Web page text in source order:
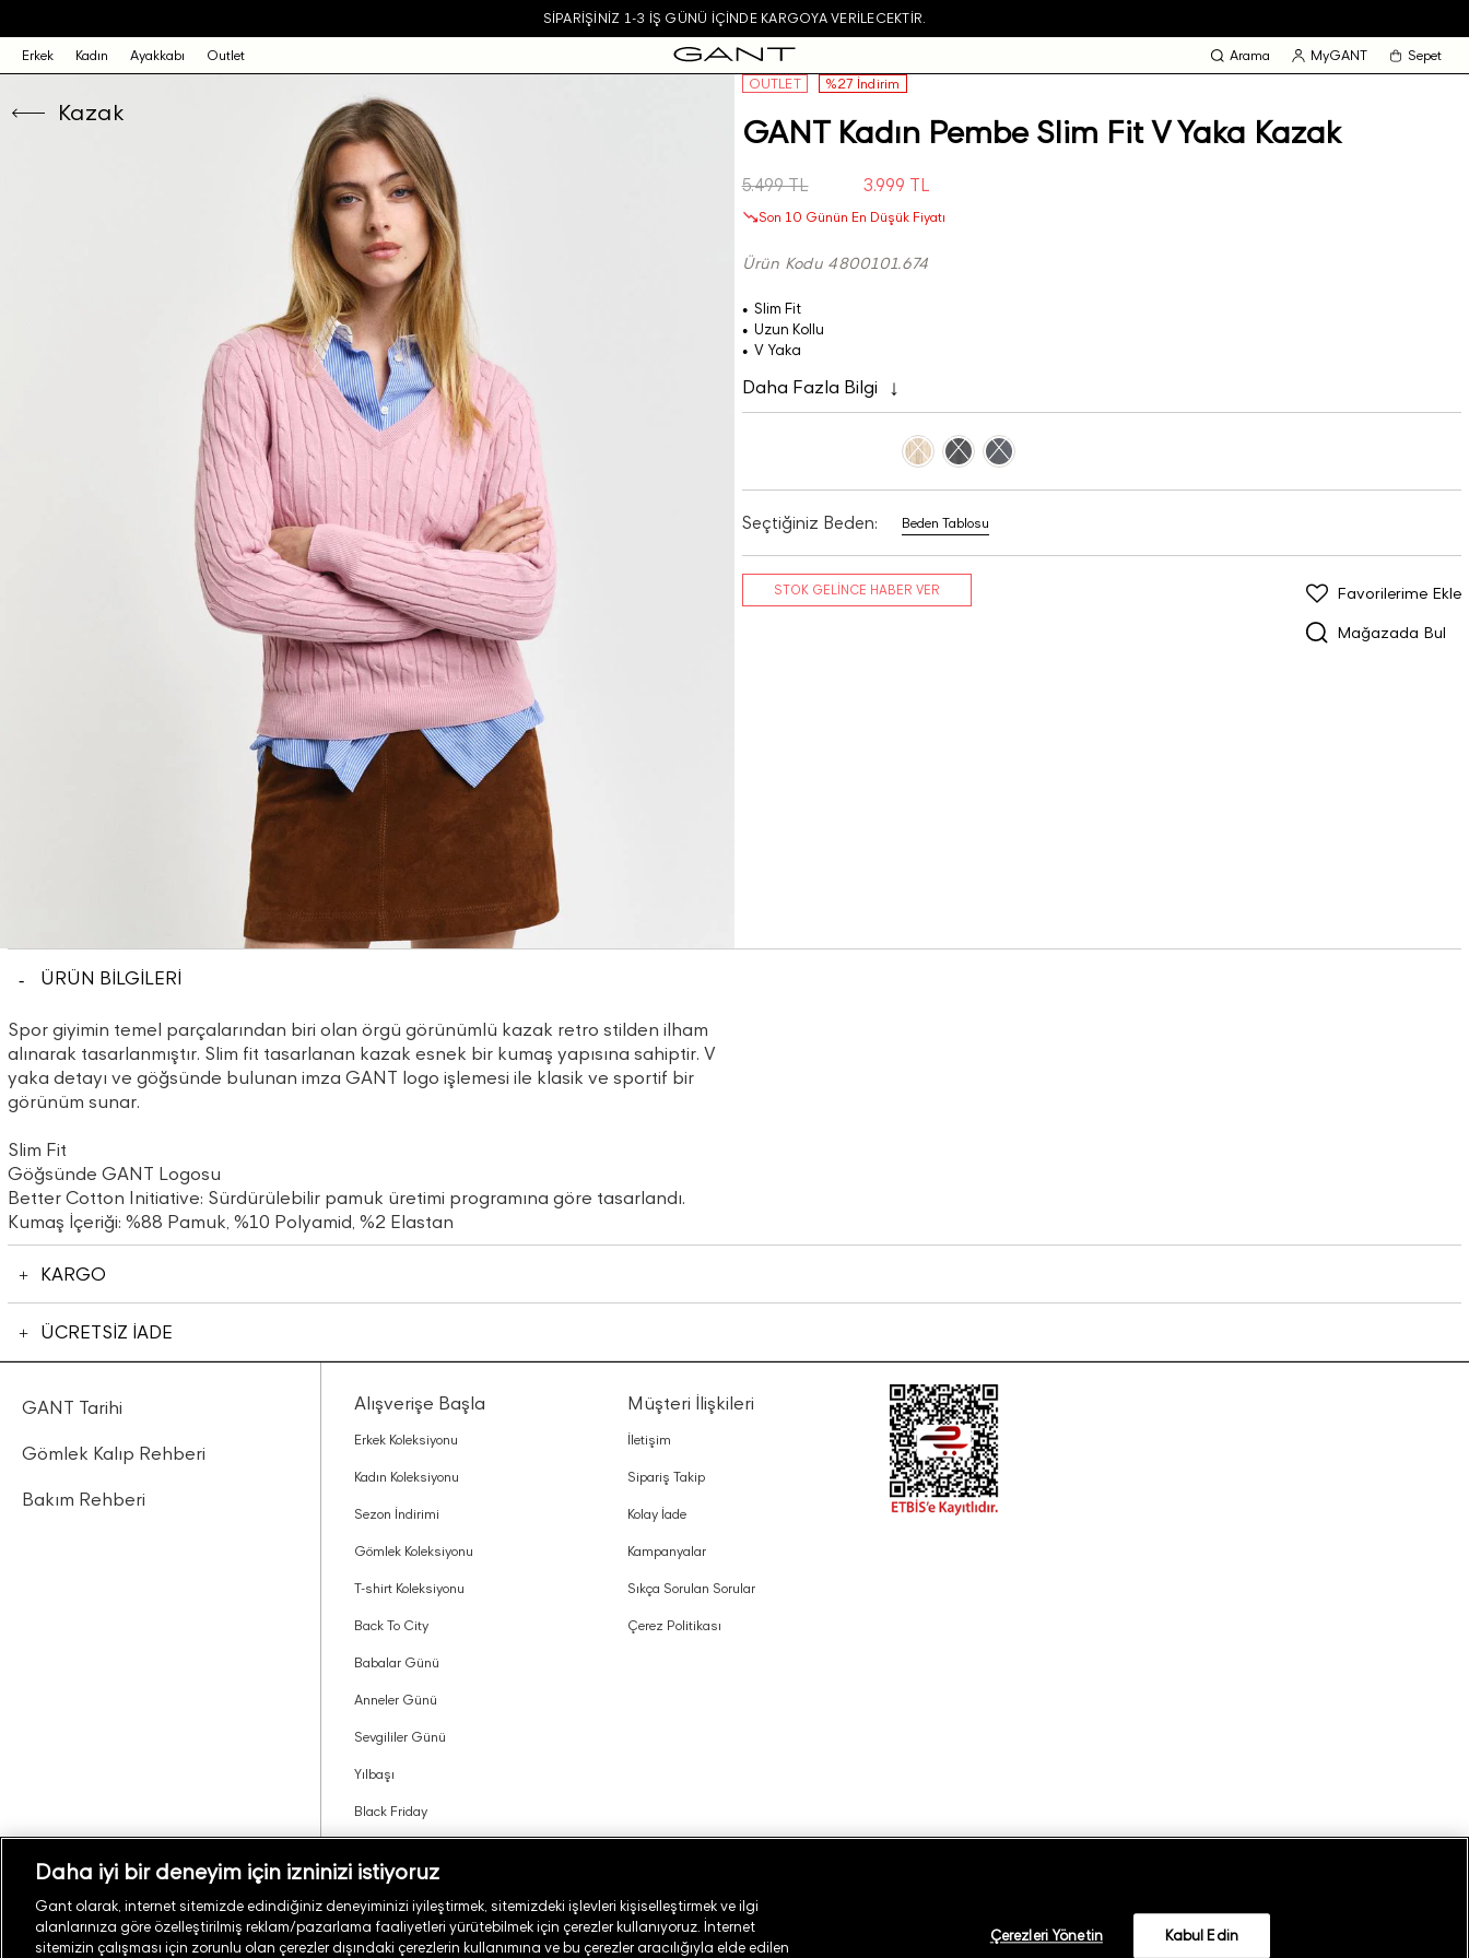
SIPARIŞINIZ 1-3 IŞ GÜNÜ IÇINDE KARGOYA VERILECEKTIR.
Erkek Kadın Ayakkabı Outlet Arama MyGANT Sepet
Kazak
OUTLET %27 İndirim
GANT Kadın Pembe Slim Fit V Yaka Kazak
5.499 TL 3.999 TL
Son 10 Günün En Düşük Fiyatı
Ürün Kodu 4800101.674
Slim Fit
Uzun Kollu
V Yaka
Daha Fazla Bilgi
Seçtiğiniz Beden: Beden Tablosu
STOK GELİNCE HABER VER
Mağazada Bul
Favorilerime Ekle
ÜRÜN BİLGİLERİ
Spor giyimin temel parçalarından biri olan örgü görünümlü kazak retro stilden ilham
alınarak tasarlanmıştır. Slim fit tasarlanan kazak esnek bir kumaş yapısına sahiptir. V
yaka detayı ve göğsünde bulunan imza GANT logo işlemesi ile klasik ve sportif bir
görünüm sunar.
Slim Fit
Göğsünde GANT Logosu
Better Cotton Initiative: Sürdürülebilir pamuk üretimi programına göre tasarlandı.
Kumaş İçeriği: %88 Pamuk, %10 Polyamid, %2 Elastan
KARGO
ÜCRETSİZ İADE
GANT Tarihi
Gömlek Kalıp Rehberi
Bakım Rehberi
Alışverişe Başla
Erkek Koleksiyonu
Kadın Koleksiyonu
Sezon İndirimi
Gömlek Koleksiyonu
T-shirt Koleksiyonu
Back To City
Babalar Günü
Anneler Günü
Sevgililer Günü
Yılbaşı
Black Friday
Müşteri İlişkileri
İletişim
Sipariş Takip
Kolay İade
Kampanyalar
Sıkça Sorulan Sorular
Çerez Politikası
Türkiye Mağaza Bul
Daha iyi bir deneyim için izninizi istiyoruz
Gant olarak, internet sitemizde edindiğiniz deneyiminizi iyileştirmek, sitemizdeki işlevleri kişiselleştirmek ve ilgi
alanlarınıza göre özelleştirilmiş reklam/pazarlama faaliyetleri yürütebilmek için çerezler kullanıyoruz. İnternet
sitemizin çalışması için zorunlu olan çerezler dışındaki çerezlerin kullanımına ve bu çerezler aracılığıyla elde edilen
Çerezleri Yönetin Kabul Edin